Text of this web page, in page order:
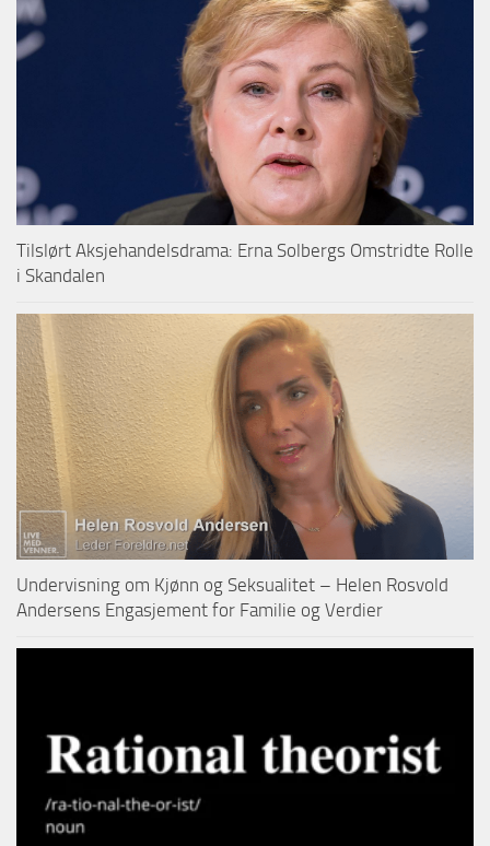
Tilslørt Aksjehandelsdrama: Erna Solbergs Omstridte Rolle
i Skandalen
Undervisning om Kjønn og Seksualitet – Helen Rosvold
Andersens Engasjement for Familie og Verdier